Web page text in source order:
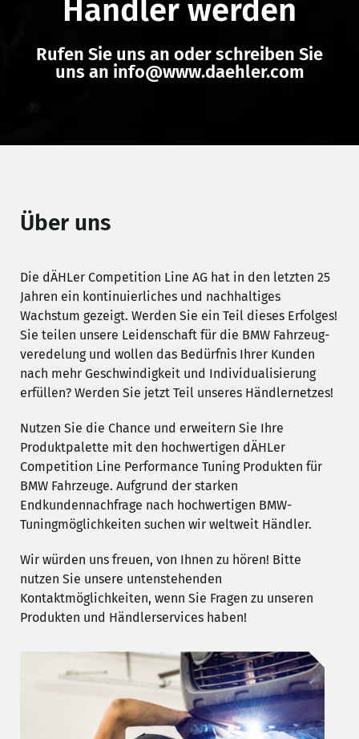
Händler werden
Rufen Sie uns an oder schreiben Sie
uns an info@www.daehler.com
Über uns
Die dÄHLer Competition Line AG hat in den letzten 25
Jahren ein kontinuierliches und nachhaltiges
Wachstum gezeigt. Werden Sie ein Teil dieses Erfolges!
Sie teilen unsere Leidenschaft für die BMW Fahrzeug­
veredelung und wollen das Bedürfnis Ihrer Kunden
nach mehr Geschwindigkeit und Individualisierung
erfüllen? Werden Sie jetzt Teil unseres Händlernetzes!
Nutzen Sie die Chance und erweitern Sie Ihre
Produktpalette mit den hochwertigen dÄHLer
Competition Line Performance Tuning Produkten für
BMW Fahrzeuge. Aufgrund der starken
Endkundennachfrage nach hochwertigen BMW-
Tuningmöglichkeiten suchen wir weltweit Händler.
Wir würden uns freuen, von Ihnen zu hören! Bitte
nutzen Sie unsere untenstehenden
Kontaktmöglichkeiten, wenn Sie Fragen zu unseren
Produkten und Händlerservices haben!